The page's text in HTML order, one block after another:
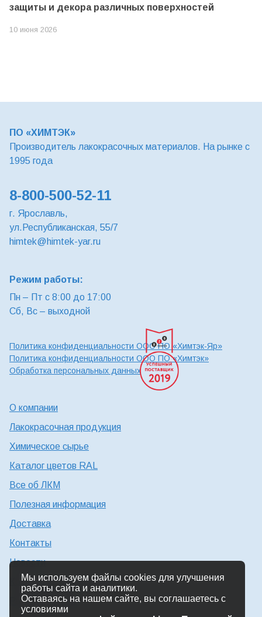
защиты и декора различных поверхностей
10 июня 2026
ПО «ХИМТЭК»
Производитель лакокрасочных материалов. На рынке с
1995 года
8-800-500-52-11
г. Ярославль,
ул.Республиканская, 55/7
himtek@himtek-yar.ru
Режим работы:
Пн – Пт с 8:00 до 17:00
Сб, Вс – выходной
Политика конфиденциальности ООО ПО «Химтэк-Яр»
Политика конфиденциальности ООО ПО «Химтэк»
Обработка персональных данных
О компании
Лакокрасочная продукция
Химическое сырье
Каталог цветов RAL
Все об ЛКМ
Полезная информация
Доставка
Контакты
Новости
Консультация технолога
Работа в Химтэк
Мы используем файлы cookies для улучшения
работы сайта и аналитики.
Оставаясь на нашем сайте, вы соглашаетесь с
условиями